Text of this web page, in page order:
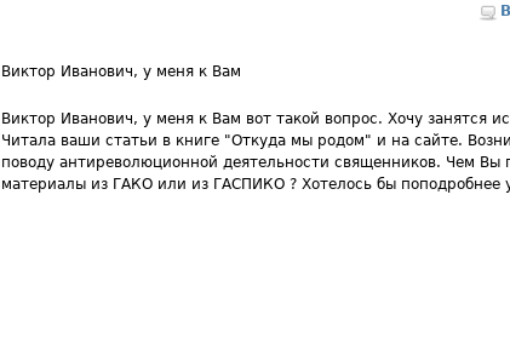
Виктор Иванович, у меня к Вам
Виктор Иванович, у меня к Вам вот такой вопрос. Хочу занятся
Читала ваши статьи в книге "Откуда мы родом" и на сайте.
поводу антиреволюционной деятельности священников. Чем Вы
материалы из ГАКО или из ГАСПИКО ? Хотелось бы поподробнее